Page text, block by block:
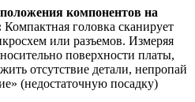
компонентов на
Компактная головка сканирует
или разъемов. Измеряя
поверхности платы,
отсутствие детали, непропай
(недостаточную посадку)